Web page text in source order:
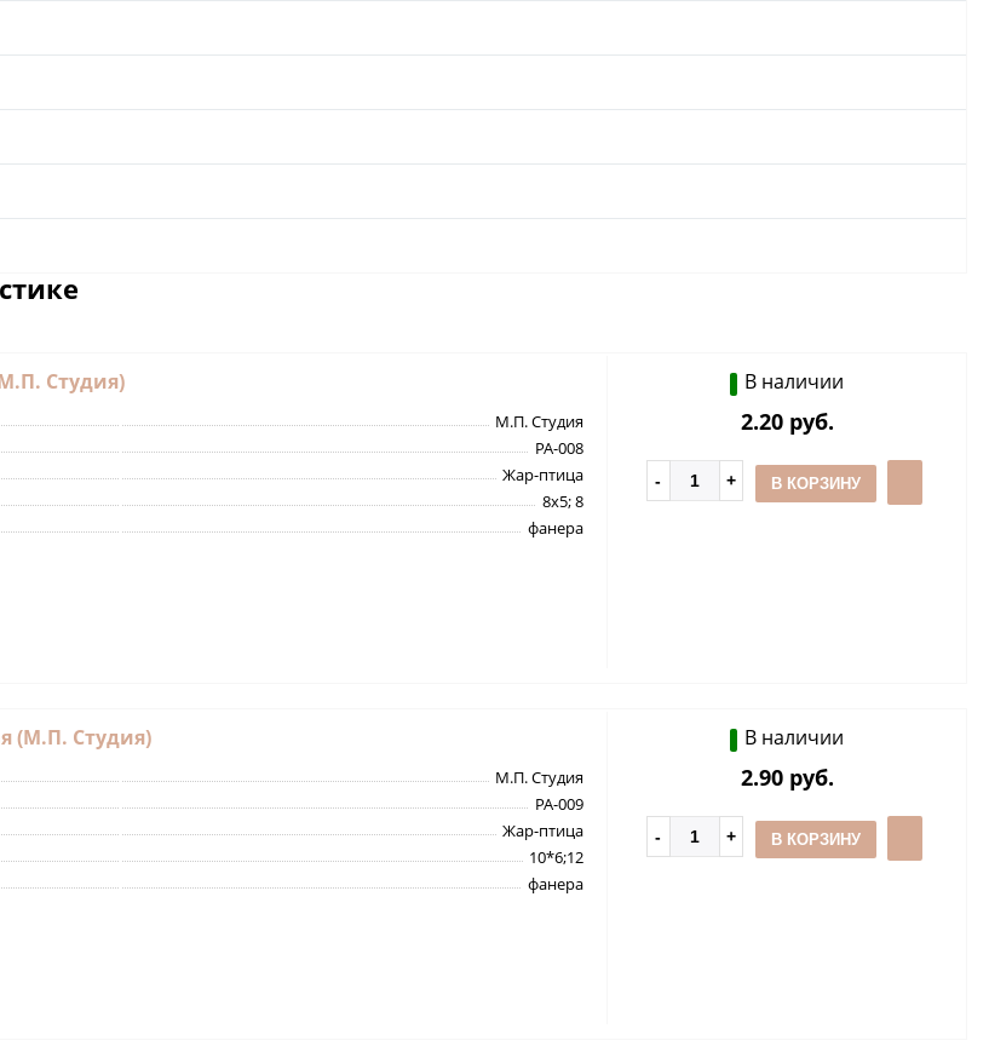
Студия)
М.П. Студия
РА-008
Жар-птица
8х5; 8
фанера
В наличии
2.20 руб.
В КОРЗИНУ
(М.П. Студия)
М.П. Студия
РА-009
Жар-птица
10*6;12
фанера
В наличии
2.90 руб.
В КОРЗИНУ